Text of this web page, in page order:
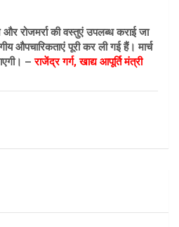
रोजमर्रा की वस्तुएं उपलब्ध कराई जा
औपचारिकताएं पूरी कर ली गई हैं। मार्च
–राजेंद्र गर्ग, खाद्य आपूर्ति मंत्री